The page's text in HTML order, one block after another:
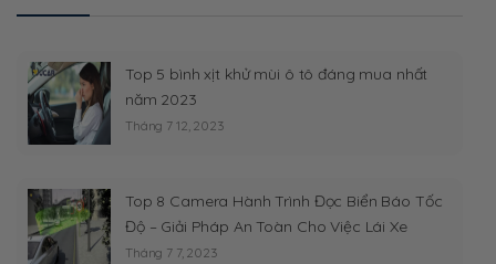
Top 5 bình xịt khử mùi ô tô đáng mua nhất
năm 2023
Tháng 7 12, 2023
Top 8 Camera Hành Trình Đọc Biển Báo Tốc
Độ – Giải Pháp An Toàn Cho Việc Lái Xe
Tháng 7 7, 2023